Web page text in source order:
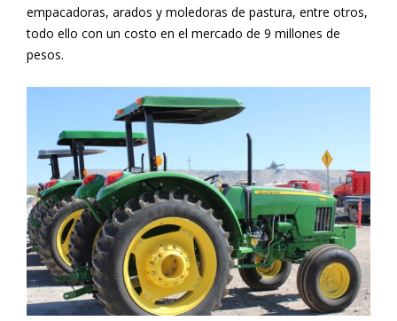
empacadoras, arados y moledoras de pastura, entre otros,
todo ello con un costo en el mercado de 9 millones de
pesos.